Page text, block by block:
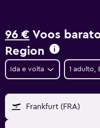
96 € Voos
Region
Ida e volta 1 adulto,
Frankfurt (FRA)